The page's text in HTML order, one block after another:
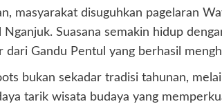
masyarakat disuguhkan pagelaran
Nganjuk. Suasana semakin hidup
dari Gandu Pentul yang berhasil
bukan sekadar tradisi tahunan,
tarik wisata budaya yang